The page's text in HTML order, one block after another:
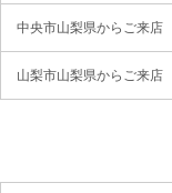
中央市山梨県からご来店
山梨市山梨県からご来店